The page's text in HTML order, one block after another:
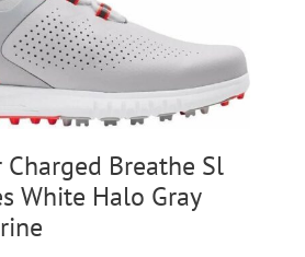
Breathe Sl
White Halo Gray